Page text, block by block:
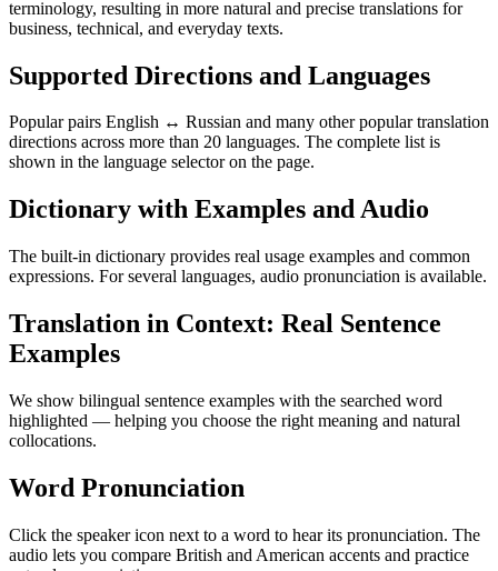
terminology, resulting in more natural and precise translations for
business, technical, and everyday texts.
Supported Directions and Languages
Popular pairs English ↔ Russian and many other popular translation
directions across more than 20 languages. The complete list is
shown in the language selector on the page.
Dictionary with Examples and Audio
The built-in dictionary provides real usage examples and common
expressions. For several languages, audio pronunciation is available.
Translation in Context: Real Sentence
Examples
We show bilingual sentence examples with the searched word
highlighted — helping you choose the right meaning and natural
collocations.
Word Pronunciation
Click the speaker icon next to a word to hear its pronunciation. The
audio lets you compare British and American accents and practice